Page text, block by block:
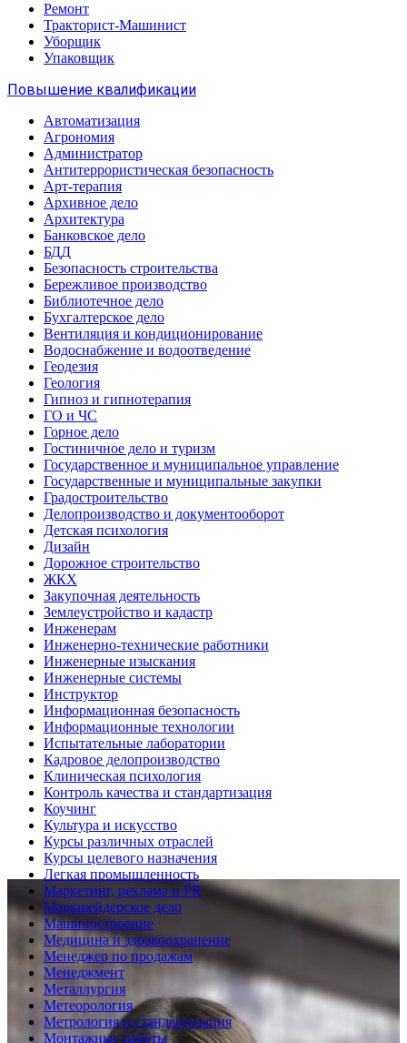
Ремонт
Тракторист-Машинист
Уборщик
Упаковщик
Повышение квалификации
Автоматизация
Агрономия
Администратор
Антитеррористическая безопасность
Арт-терапия
Архивное дело
Архитектура
Банковское дело
БДД
Безопасность строительства
Бережливое производство
Библиотечное дело
Бухгалтерское дело
Вентиляция и кондиционирование
Водоснабжение и водоотведение
Геодезия
Геология
Гипноз и гипнотерапия
ГО и ЧС
Горное дело
Гостиничное дело и туризм
Государственное и муниципальное управление
Государственные и муниципальные закупки
Градостроительство
Делопроизводство и документооборот
Детская психология
Дизайн
Дорожное строительство
ЖКХ
Закупочная деятельность
Землеустройство и кадастр
Инженерам
Инженерно-технические работники
Инженерные изыскания
Инженерные системы
Инструктор
Информационная безопасность
Информационные технологии
Испытательные лаборатории
Кадровое делопроизводство
Клиническая психология
Контроль качества и стандартизация
Коучинг
Культура и искусство
Курсы различных отраслей
Курсы целевого назначения
Легкая промышленность
Маркетинг, реклама и PR
Маркшейдерское дело
Машиностроение
Медицина и здравоохранение
Менеджер по продажам
Менеджмент
Металлургия
Метеорология
Метрология и стандартизация
Монтажные работы